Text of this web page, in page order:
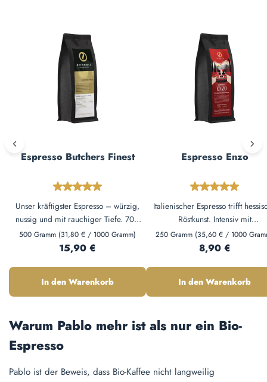
Espresso Butchers Finest
Durchschnittliche Bewertung von 4.89 von 5
Unser kräftigster Espresso – würzig,
nussig und mit rauchiger Tiefe. 70%
Arabica, 30% Robusta. Perfekt für
Siebträger, Herdkännchen und
500 Gramm (31,80 € / 1000 Gramm)
Regulärer Preis:
15,90 €
In den Warenkorb
Espresso Enzo
Italienischer Espresso trifft
Röstkunst. Intensiv mit
Zartbitterschokolade und
Crema – 70% Arabica, 30%
250 Gramm (35,60 € / 1000
Regulärer Preis:
8,90 €
In den Warenkorb
Warum Pablo mehr ist als nur ein Bio-
Espresso
Pablo ist der Beweis, dass Bio-Kaffee nicht langweilig